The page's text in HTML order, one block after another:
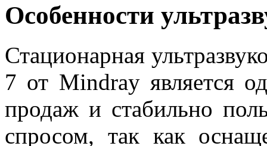
Особенности
Стационарная
7 от Mindray является
продаж и стабильно
спросом, так как